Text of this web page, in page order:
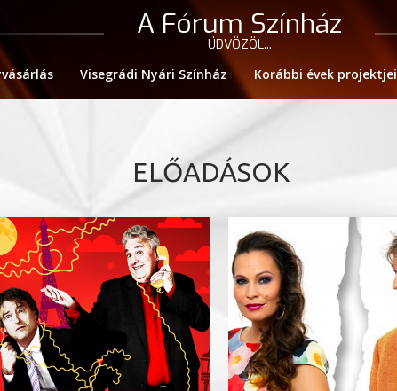
A Fórum Színház
ÜDVÖZÖL...
Visegrádi Nyári Színház Korábbi évek projektjei
ELŐADÁSOK